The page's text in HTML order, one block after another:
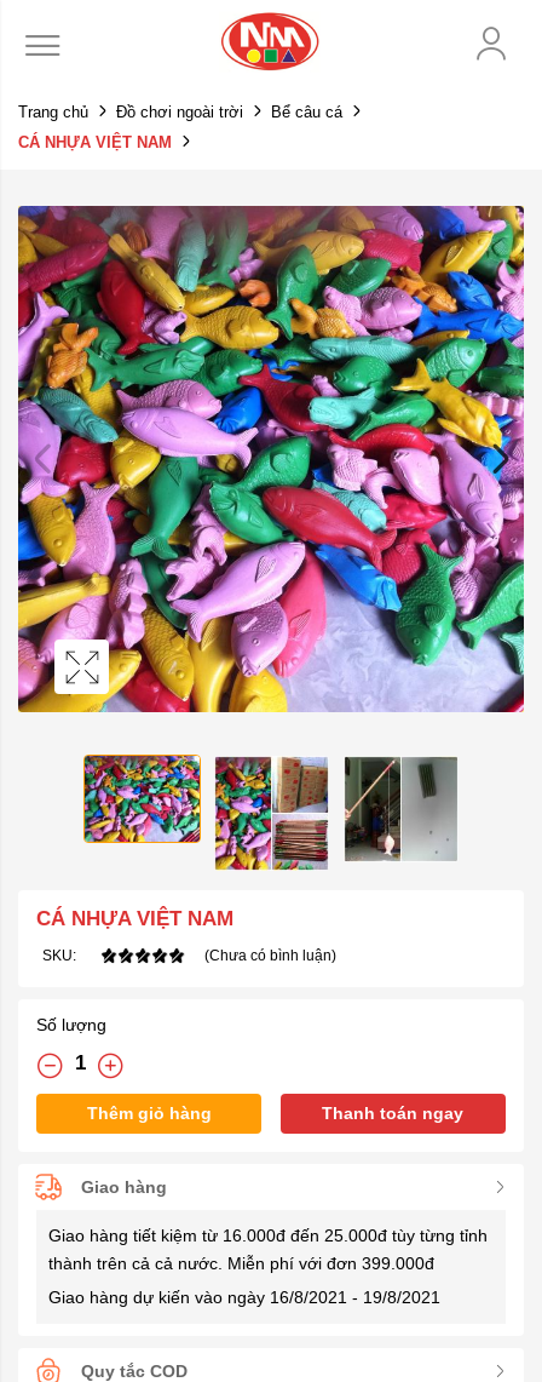
Trang chủ Đồ chơi ngoài trời
Bể câu cá
CÁ NHỰA VIỆT NAM
CÁ NHỰA VIỆT NAM
SKU: (Chưa có bình luận)
Số lượng
Thêm giỏ hàng Thanh toán ngay
Giao hàng
Giao hàng tiết kiệm từ 16.000đ đến 25.000đ tùy từng tỉnh
thành trên cả cả nước. Miễn phí với đơn 399.000đ
Giao hàng dự kiến vào ngày 16/8/2021 - 19/8/2021
Quy tắc COD